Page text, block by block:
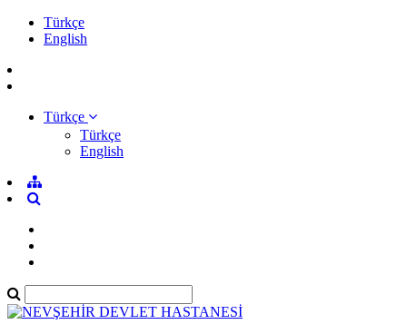
Türkçe
English
Türkçe
Türkçe
English